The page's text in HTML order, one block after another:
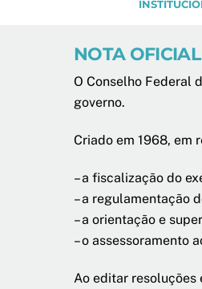
NOTA
O Conselho Federal
governo.
Criado em 1968, em
– a fiscalização do
– a regulamentação
– a orientação e
– o assessoramento
Ao editar resoluções